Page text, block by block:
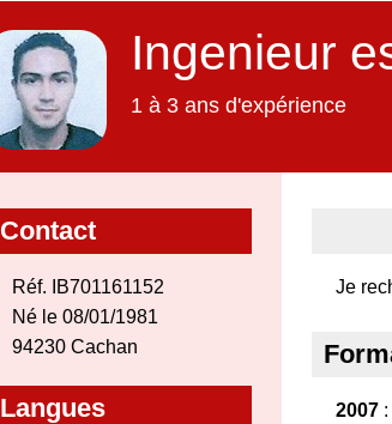
Ingenieur
1 à 3 ans d'expérience
Contact
Réf. IB701161152
Né le 08/01/1981
94230 Cachan
Langues
Je
2007 :